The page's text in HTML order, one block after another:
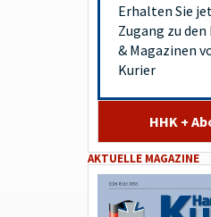
Erhalten Sie
Zugang zu
& Magazinen
Kurier
HHK +
AKTUELLE MAGAZINE